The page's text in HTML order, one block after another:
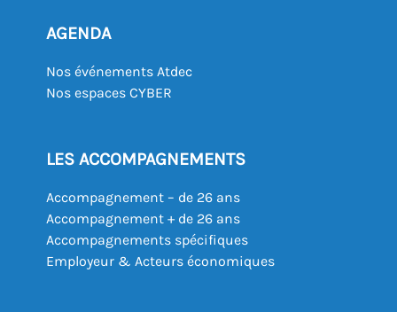
AGENDA
Nos événements Atdec
Nos espaces CYBER
LES ACCOMPAGNEMENTS
Accompagnement – de 26 ans
Accompagnement + de 26 ans
Accompagnements spécifiques
Employeur & Acteurs économiques